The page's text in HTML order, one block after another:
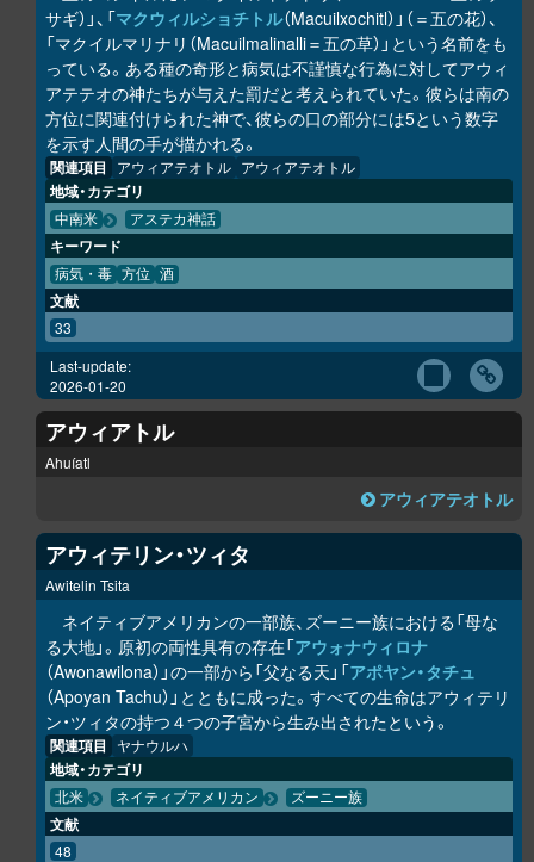
サギ）」、「マクウィルショチトル（Macuilxochitl）」（＝五の花）、
「マクイルマリナリ（Macuilmalinalli＝五の草）」という名前をも
っている。ある種の奇形と病気は不謹慎な行為に対してアウィ
アテテオの神たちが与えた罰だと考えられていた。彼らは南の
方位に関連付けられた神で、彼らの口の部分には5という数字
を示す人間の手が描かれる。
関連項目 アウィアテオトル アウィアテオトル
地域・カテゴリ
中南米 アステカ神話
キーワード
病気・毒 方位 酒
文献
33
Last-update:
2026-01-20
アウィアトル
Ahuíatl
アウィアテオトル
アウィテリン・ツィタ
Awitelin Tsita
ネイティブアメリカンの一部族、ズーニー族における「母な
る大地」。原初の両性具有の存在「アウォナウィロナ
（Awonawilona）」の一部から「父なる天」「アポヤン・タチュ
（Apoyan Tachu）」とともに成った。すべての生命はアウィテリ
ン・ツィタの持つ４つの子宮から生み出されたという。
関連項目 ヤナウルハ
地域・カテゴリ
北米 ネイティブアメリカン ズーニー族
文献
48